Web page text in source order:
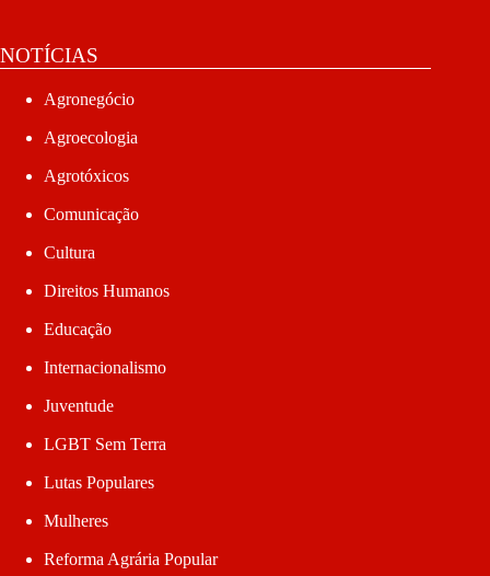
NOTÍCIAS
Agronegócio
Agroecologia
Agrotóxicos
Comunicação
Cultura
Direitos Humanos
Educação
Internacionalismo
Juventude
LGBT Sem Terra
Lutas Populares
Mulheres
Reforma Agrária Popular